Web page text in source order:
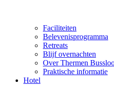
Faciliteiten
Belevenisprogramma
Retreats
Blijf overnachten
Over Thermen
Praktische informatie
Hotel